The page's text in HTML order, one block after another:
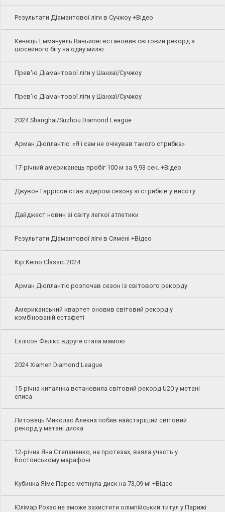
Результати Діамантової ліги в Сучжоу +Відео
Кенієць Еммануель Ваньйоні встановив світовий рекорд з
шосейного бігу на одну милю
Прев'ю Діамантової ліги у Шанхаї/Сучжоу
Прев'ю Діамантової ліги у Шанхаї/Сучжоу
2024 Shanghai/Suzhou Diamond League
Арман Дюплантіс: «Я і сам не очікував такого стрибка»
17-річний американець пробіг 100 м за 9,93 сек. +Відео
Джувон Гаррісон став лідером сезону зі стрибків у висоту
Дайджест новин зі світу легкої атлетики
Результати Діамантової ліги в Сямені +Відео
Kip Keino Classic 2024
Арман Дюплантіс розпочав сезон із світового рекорду
Американський квартет оновив світовий рекорд у
комбінованій естафеті
Еллісон Фелікс вдруге стала мамою
2024 Xiamen Diamond League
15-річна китаянка встановила світовий рекорд U20 у метані
списа
Литовець Миколас Алекна побив найстаріший світовий
рекорд у метані диска
12-річна Яна Степаненко, на протезах, взяла участь у
Бостонському марафоні
Кубинка Яіме Перес метнула диск на 73,09 м! +Відео
Юлімар Рохас не зможе захистити олімпійський титул у Парижі